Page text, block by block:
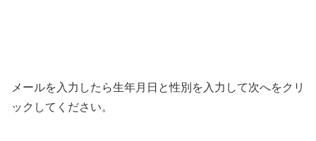
メールを入力したら生年月日と性別を入力して次へをクリ
ックしてください。